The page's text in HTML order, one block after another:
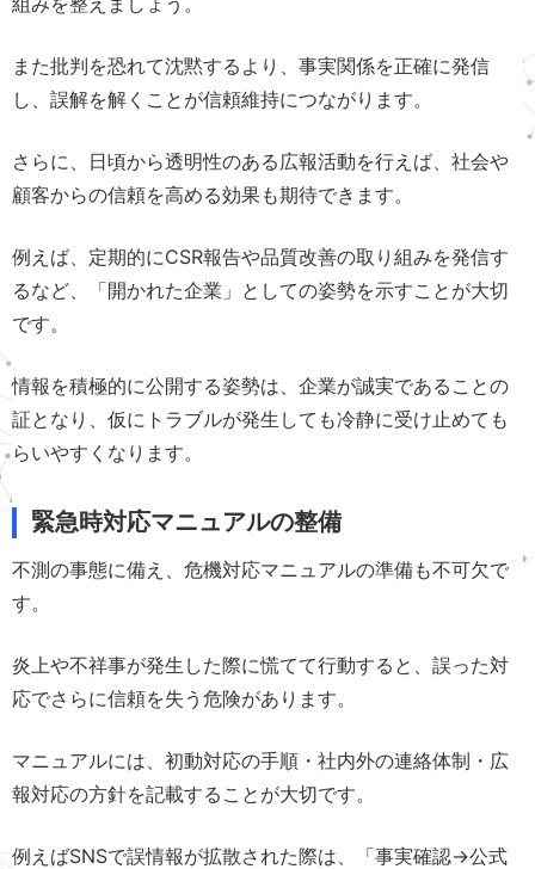
また批判を恐れて沈黙するより、事実関係を正確に発信
し、誤解を解くことが信頼維持につながります。
さらに、日頃から透明性のある広報活動を行えば、社会や
顧客からの信頼を高める効果も期待できます。
例えば、定期的にCSR報告や品質改善の取り組みを発信す
るなど、「開かれた企業」としての姿勢を示すことが大切
です。
情報を積極的に公開する姿勢は、企業が誠実であることの
証となり、仮にトラブルが発生しても冷静に受け止めても
らいやすくなります。
緊急時対応マニュアルの整備
不測の事態に備え、危機対応マニュアルの準備も不可欠で
す。
炎上や不祥事が発生した際に慌てて行動すると、誤った対
応でさらに信頼を失う危険があります。
マニュアルには、初動対応の手順・社内外の連絡体制・広
報対応の方針を記載することが大切です。
例えばSNSで誤情報が拡散された際は、「事実確認→公式